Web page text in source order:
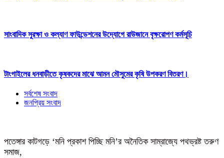
সাংবাদিক সুরক্ষা ও কল্যাণ ফাউন্ডেশনের উদ্যোগে রাউজানে বৃক্ষরোপণ কর্মসূচি
টাংগাইলের ধনবাড়ীতে কৃষকদের মাঝে আমন মৌসুমের কৃষি উপকরণ বিতরণ।
সর্বশেষ সংবাদ
জনপ্রিয় সংবাদ
পতেঙ্গার কাটগড়ে ‘মনি প্রকাশ পিচ্ছি মনি’র অনৈতিক সাম্রাজ্যে পথভ্রষ্ট তরুণ
সমাজ,